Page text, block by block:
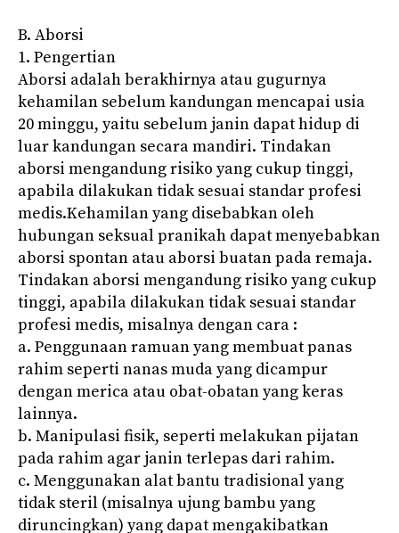
B. Aborsi
1. Pengertian
Aborsi adalah berakhirnya atau gugurnya
kehamilan sebelum kandungan mencapai usia
20 minggu, yaitu sebelum janin dapat hidup di
luar kandungan secara mandiri. Tindakan
aborsi mengandung risiko yang cukup tinggi,
apabila dilakukan tidak sesuai standar profesi
medis.Kehamilan yang disebabkan oleh
hubungan seksual pranikah dapat menyebabkan
aborsi spontan atau aborsi buatan pada remaja.
Tindakan aborsi mengandung risiko yang cukup
tinggi, apabila dilakukan tidak sesuai standar
profesi medis, misalnya dengan cara :
a. Penggunaan ramuan yang membuat panas
rahim seperti nanas muda yang dicampur
dengan merica atau obat-obatan yang keras
lainnya.
b. Manipulasi fisik, seperti melakukan pijatan
pada rahim agar janin terlepas dari rahim.
c. Menggunakan alat bantu tradisional yang
tidak steril (misalnya ujung bambu yang
diruncingkan) yang dapat mengakibatkan